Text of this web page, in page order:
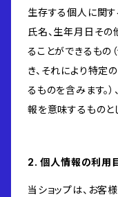
生存する個人に関す
氏名、生年月日そ
ることができるもの
き、それにより特定
るものを含みます。
報を意味するものと
2. 個人情報の利用
当ショップは、お客